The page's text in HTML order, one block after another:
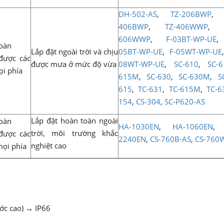
các
phía
Lắp đặt ngoài trời và chịu
được mưa ở mức độ vừa
DH-502-AS,TZ-206BWP
406BWP, TZ-406WWP,
606WWP, F-03BT-WP-UE
05BT-WP-UE, F-05WT-WP-UE
08WT-WP-UE, SC-610, SC-
615M,SC-630,SC-630M,
615,TC-631 , TC-615M,TC-
154, CS-304, SC-P620-AS
các
phía
Lắp đặt hoàn toàn ngoài
trời, môi trường khắc
nghiệt cao
HA-1030EN, HA-1060EN
2240EN, CS-760B-AS, CS-
cao) → IP66